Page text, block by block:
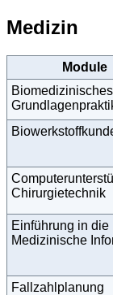
Medizin
Module
Biomedizinisches
Chirurgietechnik
Einführung in die
Medizinische
Fallzahlplanung